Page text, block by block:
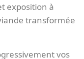
exposition à
transformée
vos